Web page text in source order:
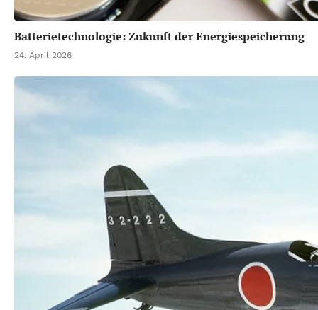
Batterietechnologie: Zukunft der Energiespeicherung
24. April 2026